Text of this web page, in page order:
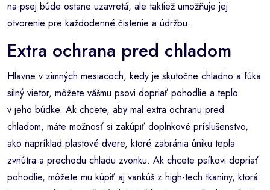
na psej búde ostane uzavretá, ale taktiež umožňuje jej
otvorenie pre každodenné čistenie a údržbu.
Extra ochrana pred chladom
Hlavne v zimných mesiacoch, kedy je skutočne chladno a fúka
silný vietor, môžete vášmu psovi dopriať pohodlie a teplo
v jeho búdke. Ak chcete, aby mal extra ochranu pred
chladom, máte možnosť si zakúpiť doplnkové príslušenstvo,
ako napríklad plastové dvere, ktoré zabránia úniku tepla
zvnútra a prechodu chladu zvonku. Ak chcete psíkovi dopriať
pohodlie, môžete mu kúpiť aj vankúš z high-tech tkaniny, ktorá